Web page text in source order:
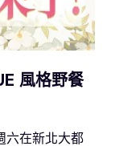
風格野餐
六在新北大都